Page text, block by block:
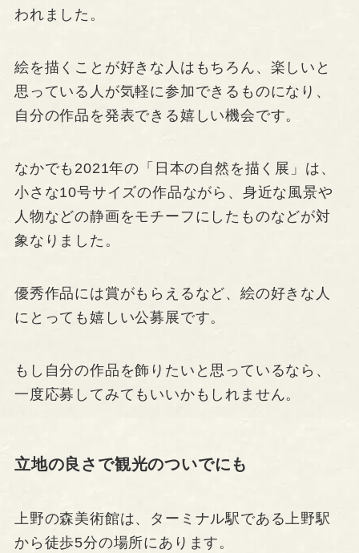
われました。
絵を描くことが好きな人はもちろん、楽しいと
思っている人が気軽に参加できるものになり、
自分の作品を発表できる嬉しい機会です。
なかでも2021年の「日本の自然を描く展」は、
小さな10号サイズの作品ながら、身近な風景や
人物などの静画をモチーフにしたものなどが対
象なりました。
優秀作品には賞がもらえるなど、絵の好きな人
にとっても嬉しい公募展です。
もし自分の作品を飾りたいと思っているなら、
一度応募してみてもいいかもしれません。
立地の良さで観光のついでにも
上野の森美術館は、ターミナル駅である上野駅
から徒歩5分の場所にあります。